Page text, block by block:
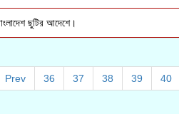
ছুটির আদেশে।
Prev 36 37 38 39 40